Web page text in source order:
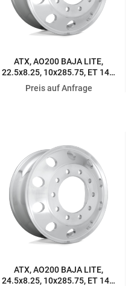
ATX, AO200 BAJA LITE,
22.5x8.25, 10x285.75, ET 147,
POLISHED
Preis auf Anfrage
ATX, AO200 BAJA LITE,
24.5x8.25, 10x285.75, ET 144,